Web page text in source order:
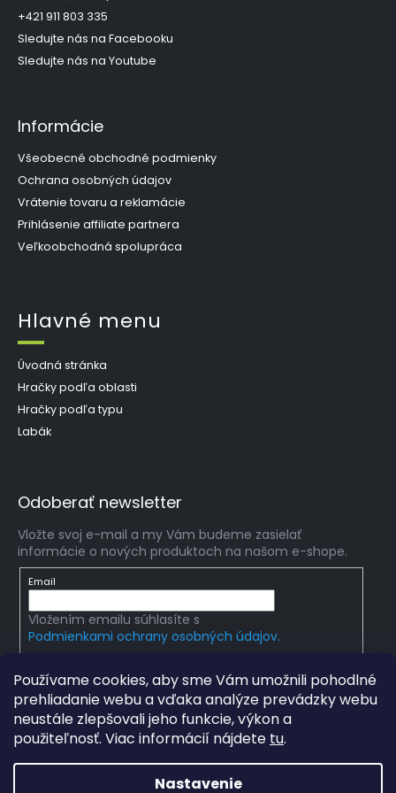
Používame cookies, aby sme Vám umožnili pohodlné
prehliadanie webu a vďaka analýze prevádzky webu
neustále zlepšovali jeho funkcie, výkon a
použiteľnosť. Viac informácií nájdete tu.
Nastavenie
+421 911 803 335
Sledujte nás na Facebooku
Sledujte nás na Youtube
Informácie
Všeobecné obchodné podmienky
Ochrana osobných údajov
Vrátenie tovaru a reklamácie
Prihlásenie affiliate partnera
Veľkoobchodná spolupráca
Hlavné menu
Úvodná stránka
Hračky podľa oblasti
Hračky podľa typu
Labák
Odoberať newsletter
Vložte svoj e-mail a my Vám budeme zasielať
informácie o nových produktoch na našom e-shope.
Email
Vložením emailu súhlasíte s
Podmienkami ochrany osobných údajov.
mlady-vedec.sk
. Všetky práva
vyhradené.Upraviť nastavenie cookies